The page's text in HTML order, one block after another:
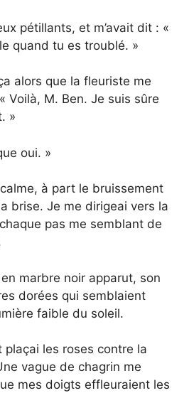
pétillants, et m’avait dit : «
quand tu es troublé. »
alors que la fleuriste me
Voilà, M. Ben. Je suis sûre
»
oui. »
à part le bruissement
brise. Je me dirigeai vers la
pas me semblant de
marbre noir apparut, son
dorées qui semblaient
faible du soleil.
plaçai les roses contre la
vague de chagrin me
mes doigts effleuraient les